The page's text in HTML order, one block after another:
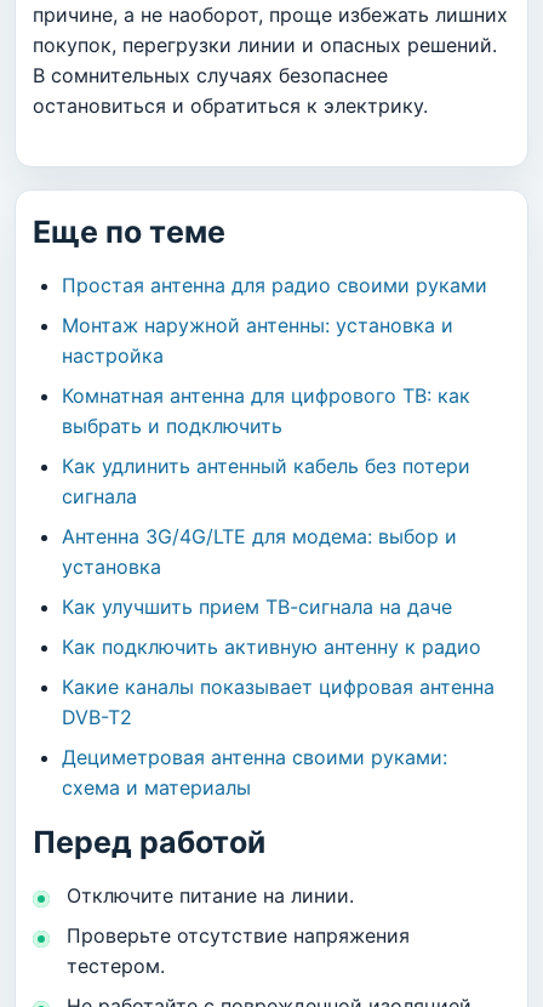
причине, а не наоборот, проще избежать лишних
покупок, перегрузки линии и опасных решений.
В сомнительных случаях безопаснее
остановиться и обратиться к электрику.
Еще по теме
Простая антенна для радио своими руками
Монтаж наружной антенны: установка и
настройка
Комнатная антенна для цифрового ТВ: как
выбрать и подключить
Как удлинить антенный кабель без потери
сигнала
Антенна 3G/4G/LTE для модема: выбор и
установка
Как улучшить прием ТВ-сигнала на даче
Как подключить активную антенну к радио
Какие каналы показывает цифровая антенна
DVB-T2
Дециметровая антенна своими руками:
схема и материалы
Перед работой
Отключите питание на линии.
Проверьте отсутствие напряжения
тестером.